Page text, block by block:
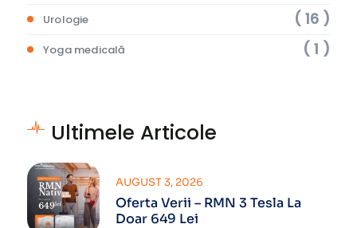
Urologie ( 16 )
Yoga medicală ( 1 )
Ultimele Articole
Oferta Verii – RMN 3 Tesla La
Doar 649 Lei
AUGUST 3, 2026